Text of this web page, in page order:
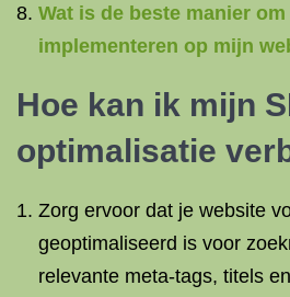
Wat is de beste manier
implementeren op mijn
Hoe kan ik mijn
optimalisatie
Zorg ervoor dat je website
geoptimaliseerd is voor
relevante meta-tags, titels